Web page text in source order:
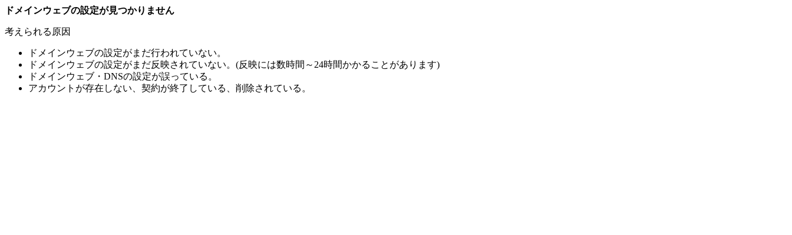
ドメインウェブの設定が見つかりません
考えられる原因
ドメインウェブの設定がまだ行われていない。
ドメインウェブの設定がまだ反映されていない。(反映には数時間～24時間かかることがあります)
ドメインウェブ・DNSの設定が誤っている。
アカウントが存在しない、契約が終了している、削除されている。